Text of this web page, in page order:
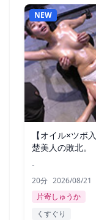
NEW
【オイル×ツボ
楚美人の敗北。
-
20分 2026/08/21
片寄しゅうか
くすぐり